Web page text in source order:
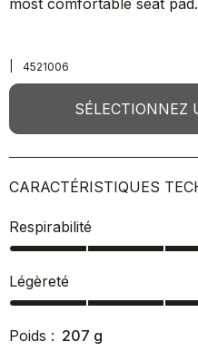
most comfortable seat pad.
4521006
SÉLECTIONNEZ
CARACTÉRISTIQUES
Respirabilité
Légèreté
Poids : 207 g